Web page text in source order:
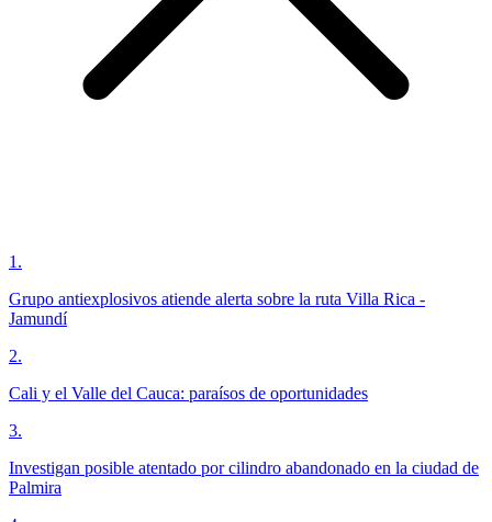
1 .
Grupo antiexplosivos atiende alerta sobre la ruta Villa Rica -
Jamundí
2.
Cali y el Valle del Cauca: paraísos de oportunidades
3.
Investigan posible atentado por cilindro abandonado en la ciudad de
Palmira